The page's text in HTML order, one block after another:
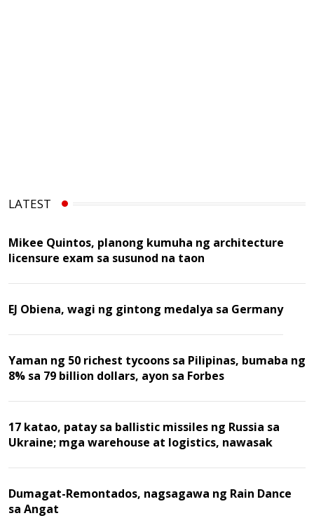
LATEST
Mikee Quintos, planong kumuha ng architecture
licensure exam sa susunod na taon
EJ Obiena, wagi ng gintong medalya sa Germany
Yaman ng 50 richest tycoons sa Pilipinas, bumaba ng
8% sa 79 billion dollars, ayon sa Forbes
17 katao, patay sa ballistic missiles ng Russia sa
Ukraine; mga warehouse at logistics, nawasak
Dumagat-Remontados, nagsagawa ng Rain Dance
sa Angat